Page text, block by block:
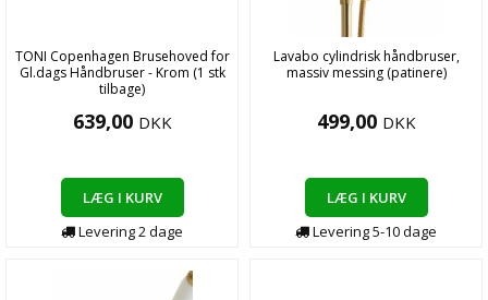
TONI Copenhagen Brusehoved for
Gl.dags Håndbruser - Krom (1 stk
tilbage)
639,00 DKK
LÆG I KURV
Levering2dage
Lavabo cylindrisk håndbruser,
massiv messing (patinere)
499,00 DKK
LÆG I KURV
Levering5-10dage